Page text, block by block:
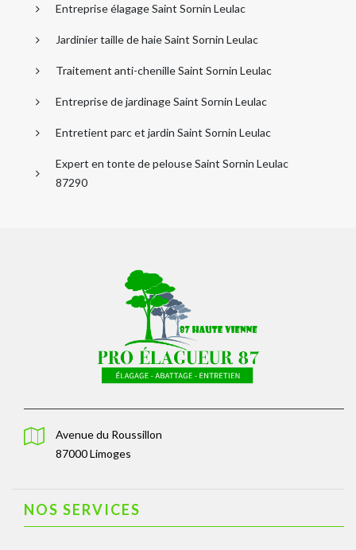
Entreprise élagage Saint Sornin Leulac
Jardinier taille de haie Saint Sornin Leulac
Traitement anti-chenille Saint Sornin Leulac
Entreprise de jardinage Saint Sornin Leulac
Entretient parc et jardin Saint Sornin Leulac
Expert en tonte de pelouse Saint Sornin Leulac
87290
Avenue du Roussillon
87000 Limoges
NOS SERVICES